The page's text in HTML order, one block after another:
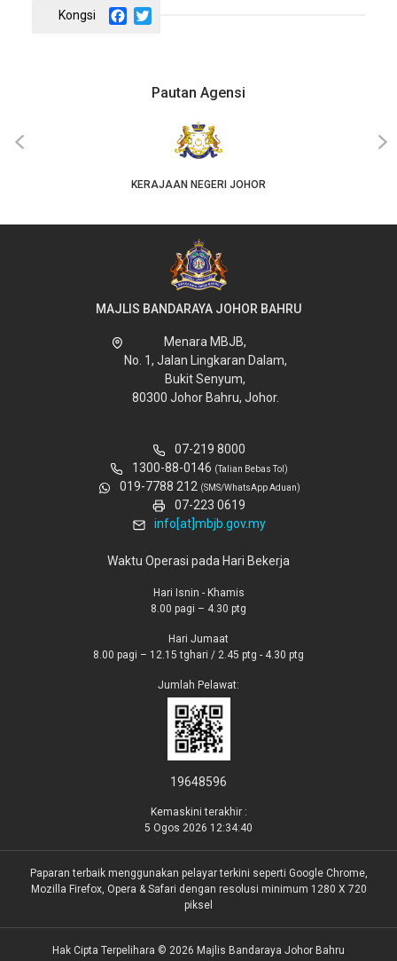
Facebook
Pautan Agensi
KERAJAAN NEGERI JOHOR
‹ ›
MAJLIS BANDARAYA JOHOR BAHRU
Menara MBJB,
No. 1, Jalan Lingkaran Dalam,
Bukit Senyum,
80300 Johor Bahru, Johor.
07-219 8000
1300-88-0146 (Talian Bebas Tol)
019-7788 212 (SMS/WhatsApp Aduan)
07-223 0619
info[at]mbjb.gov.my
Waktu Operasi pada Hari Bekerja
Hari Isnin - Khamis
8.00 pagi – 4.30 ptg
Hari Jumaat
8.00 pagi – 12.15 tghari / 2.45 ptg - 4.30 ptg
Jumlah Pelawat:
19648596
Kemaskini terakhir :
5 Ogos 2026 12:34:40
Paparan terbaik menggunakan pelayar terkini seperti Google Chrome,
Mozilla Firefox, Opera & Safari dengan resolusi minimum 1280 X 720
piksel
Hak Cipta Terpelihara © 2026 Majlis Bandaraya Johor Bahru